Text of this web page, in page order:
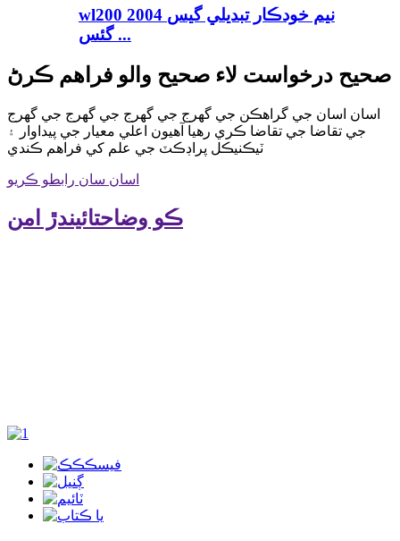
wl200 2004 نيم خودڪار تبديلي گيس
گئس ...
صحيح درخواست لاء صحيح والو فراهم ڪرڻ
اسان اسان جي گراهڪن جي گهرج جي گهرج جي گهرج جي گهرج
جي تقاضا جي تقاضا ڪري رهيا آهيون اعلي معيار جي پيداوار ۽
ٽيڪنيڪل پراڊڪٽ جي علم کي فراهم ڪندي
اسان سان رابطو ڪريو
ڪو وضاحتائيندڙ امن